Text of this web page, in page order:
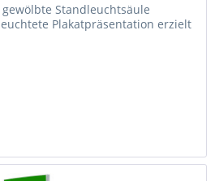
Standleuchtsäule
Plakatpräsentation erzielt